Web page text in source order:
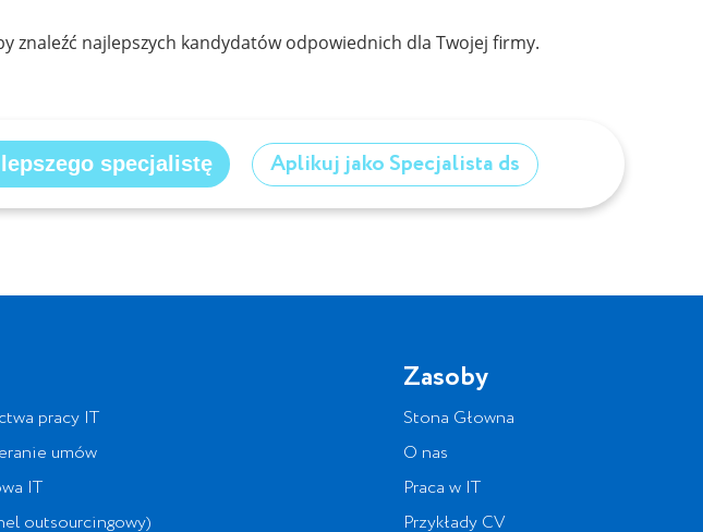
znaleźć najlepszych kandydatów odpowiednich dla Twojej firmy.
specjalistę Aplikuj jako Specjalista ds
pracy IT
umów
IT
outsourcingowy)
Zasoby
Stona Głowna
O nas
Praca w IT
Przykłady CV